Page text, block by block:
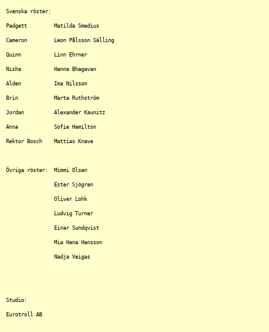
Svenska röster:
Padgett		Matilda Smedius
Cameron		Leon Pålsson Sälling
Quinn		Linn Ehrner
Nisha		Hanna Bhagavan
Alden		Ima Nilsson
Brin		Marta Ruthström
Jordan		Alexander Kaunitz
Anna		Sofie Hamilton
Rektor Bosch	Mattias Knave
Övriga röster:	Mimmi Olsen
Studio:
Eurotroll AB